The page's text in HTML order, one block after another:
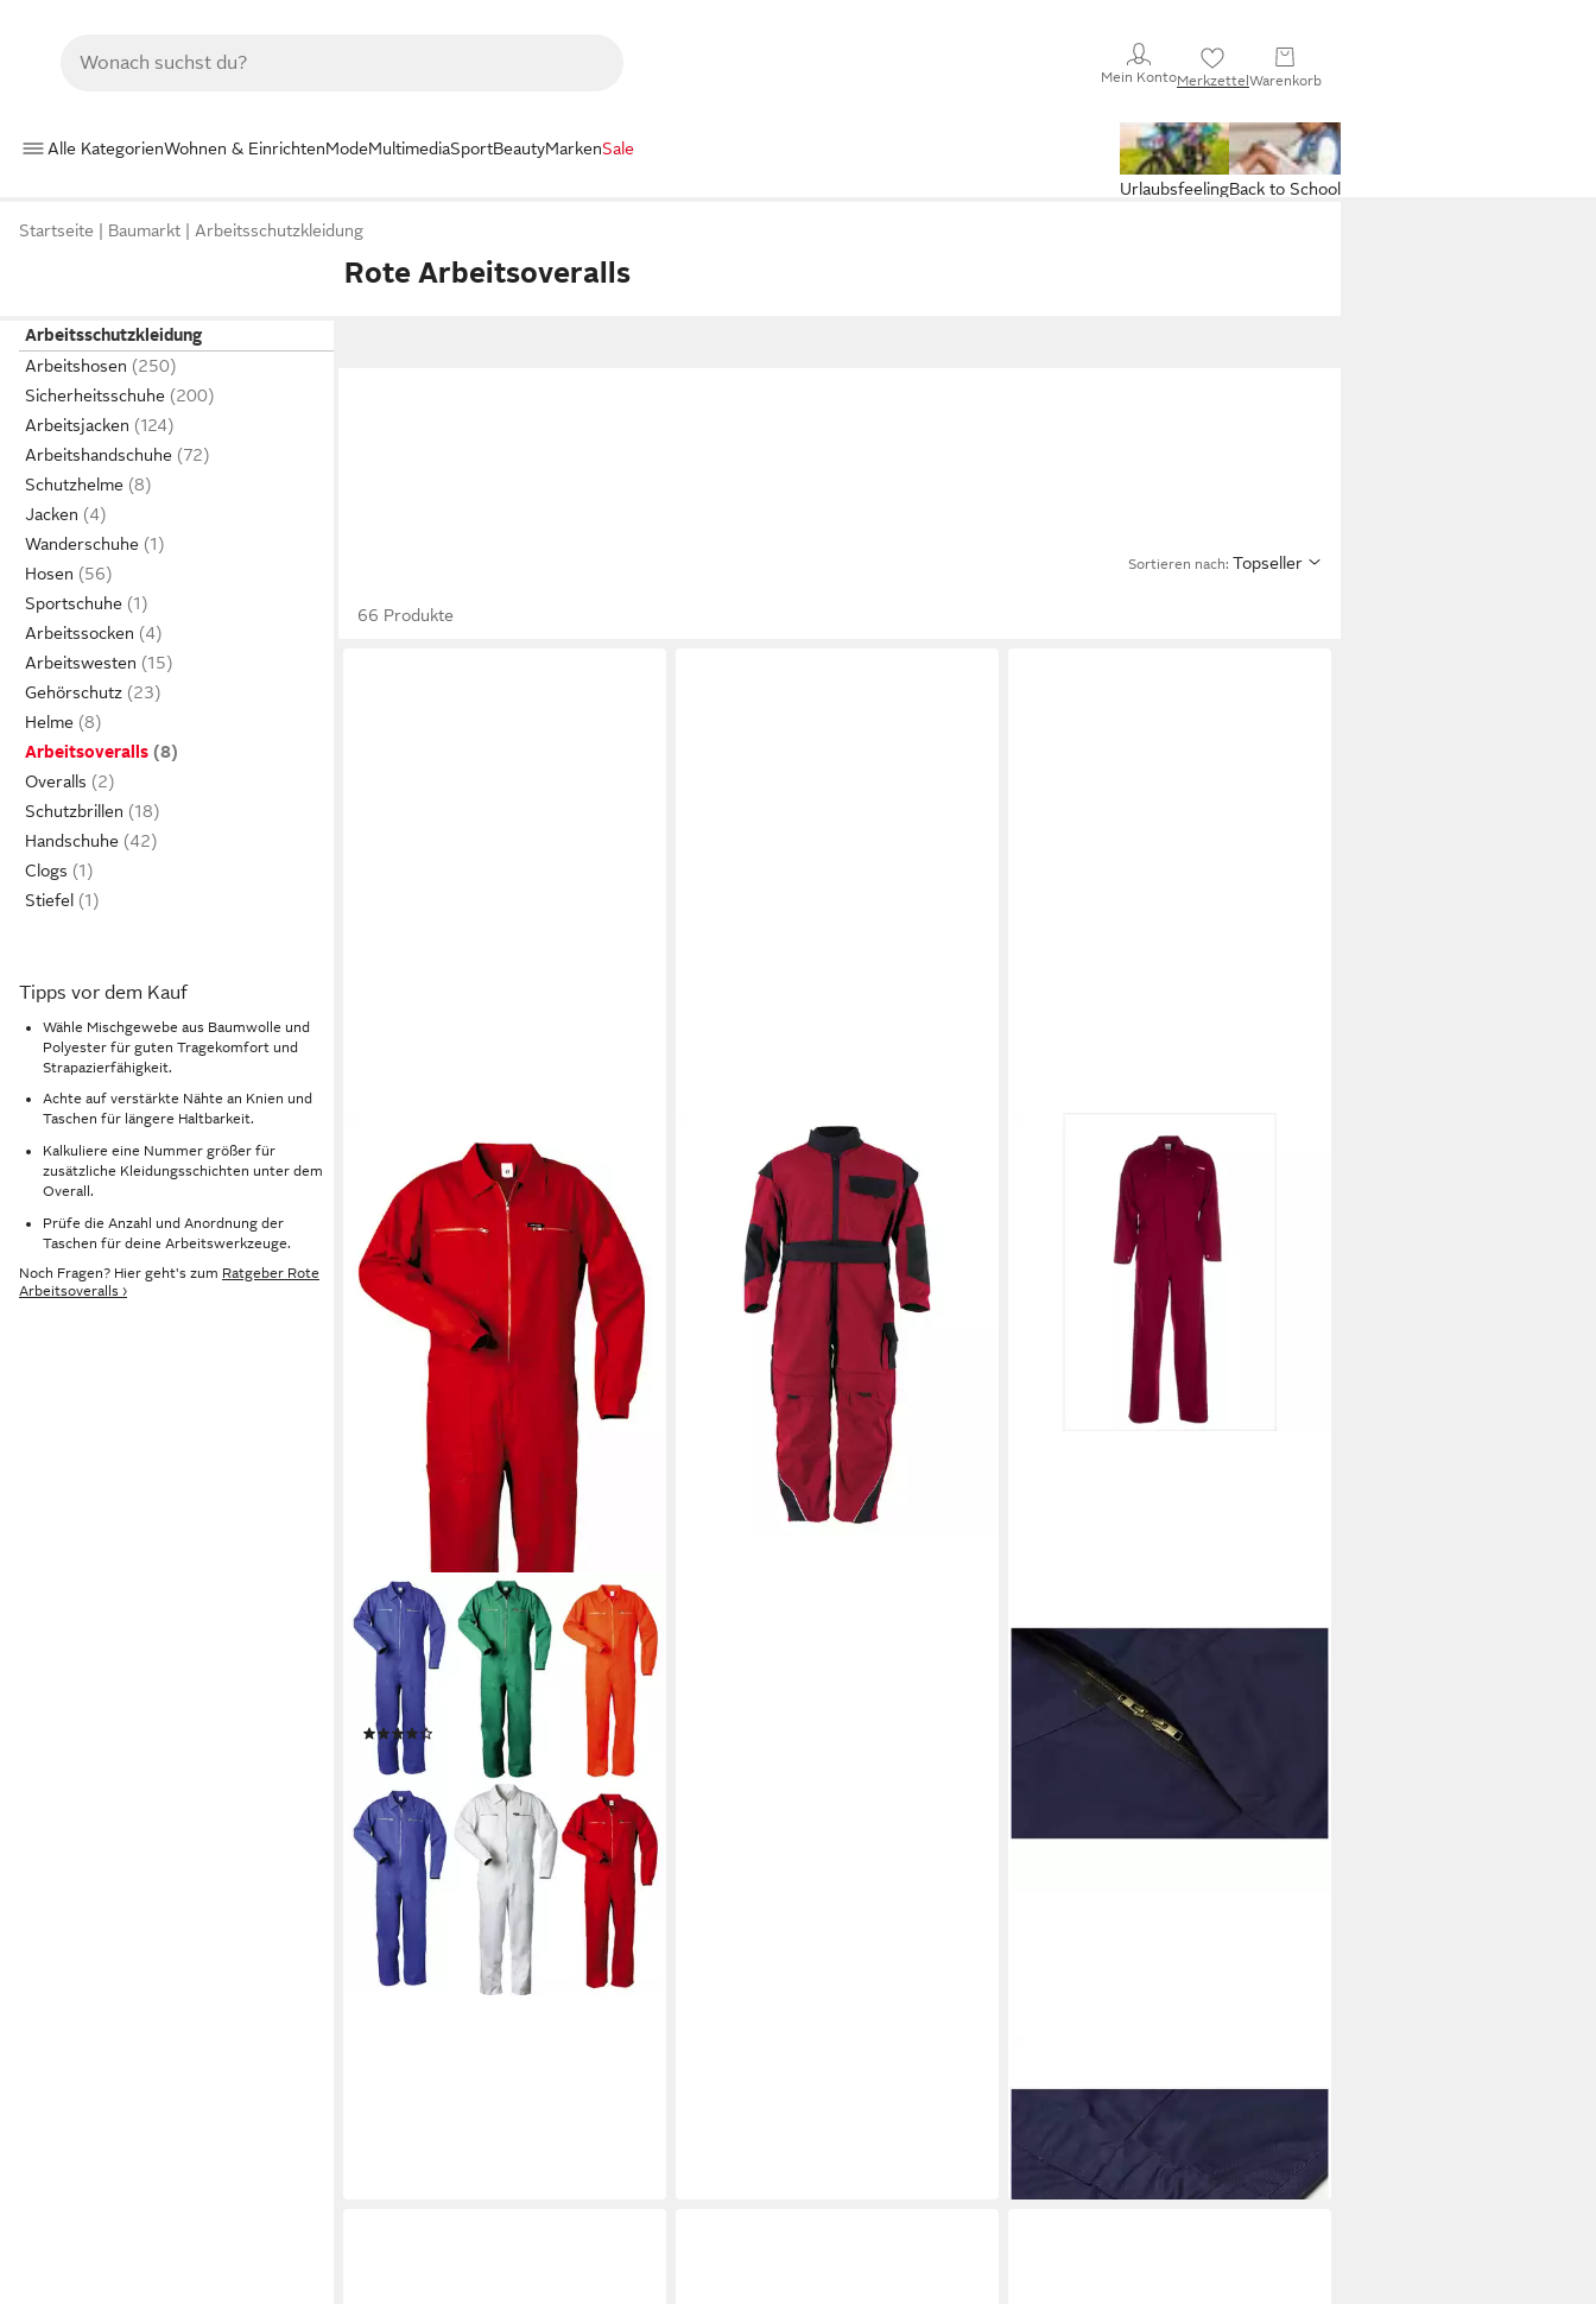
Mein KontoMerkzettelWarenkorb
Alle KategorienWohnen & EinrichtenModeMultimediaSportBeautyMarkenSale
Back to School
Urlaubsfeeling
Startseite Baumarkt Arbeitsschutzkleidung
Rote Arbeitsoveralls
Arbeitsschutzkleidung
Arbeitshosen
Sicherheitsschuhe
Arbeitsjacken
Arbeitshandschuhe
Schutzhelme
Jacken
Wanderschuhe
Hosen
Sportschuhe
Arbeitssocken
Arbeitswesten
Gehörschutz
Helme
Arbeitsoveralls
Overalls
Schutzbrillen
Handschuhe
Clogs
Stiefel
Tipps vor dem Kauf
Wähle Mischgewebe aus Baumwolle und
Polyester für guten Tragekomfort und
Strapazierfähigkeit.
Achte auf verstärkte Nähte an Knien und
Taschen für längere Haltbarkeit.
Kalkuliere eine Nummer größer für
zusätzliche Kleidungsschichten unter dem
Overall.
Prüfe die Anzahl und Anordnung der
Taschen für deine Arbeitswerkzeuge.
Noch Fragen? Hier geht's zum Ratgeber Rote
Arbeitsoveralls ›
Sortieren nach: Topseller
66 Produkte
CRAFTLAND
Arbeitsoverall Herren Rallyekombi
srapazierfähig aus reiner Baumwolle
290 g/m² Blaumann mit 7 Raschen
bis 60 Grad waschbar
ab 41,90 € UVP59,90 €
-30%
lieferbar - in 3-4 Werktagen bei dir
Overall Overall rot
43,75 €
lieferbar - in 2-3 Werktagen bei dir
Arbeitsoverall
lieferbar - in 5-6 Werktagen bei dir